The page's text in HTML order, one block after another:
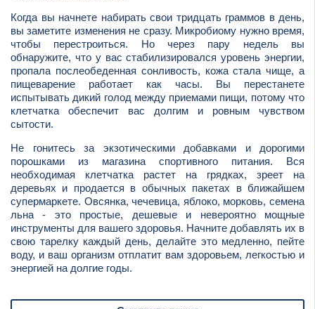
Когда вы начнете набирать свои тридцать граммов в день,
вы заметите изменения не сразу. Микробиому нужно время,
чтобы перестроиться. Но через пару недель вы
обнаружите, что у вас стабилизировался уровень энергии,
пропала послеобеденная сонливость, кожа стала чище, а
пищеварение работает как часы. Вы перестанете
испытывать дикий голод между приемами пищи, потому что
клетчатка обеспечит вас долгим и ровным чувством
сытости.
Не гонитесь за экзотическими добавками и дорогими
порошками из магазина спортивного питания. Вся
необходимая клетчатка растет на грядках, зреет на
деревьях и продается в обычных пакетах в ближайшем
супермаркете. Овсянка, чечевица, яблоко, морковь, семена
льна - это простые, дешевые и невероятно мощные
инструменты для вашего здоровья. Начните добавлять их в
свою тарелку каждый день, делайте это медленно, пейте
воду, и ваш организм отплатит вам здоровьем, легкостью и
энергией на долгие годы.